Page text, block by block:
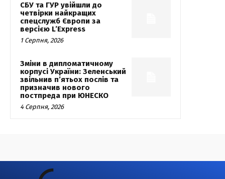
СБУ та ГУР увійшли до
четвірки найкращих
спецслужб Європи за
версією L’Express
1 Серпня, 2026
Зміни в дипломатичному
корпусі України: Зеленський
звільнив п’ятьох послів та
призначив нового
постпреда при ЮНЕСКО
4 Серпня, 2026